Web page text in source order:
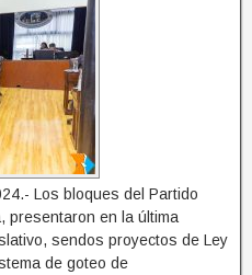
Los bloques del Partido
presentaron en la última
sendos proyectos de Ley
de goteo de